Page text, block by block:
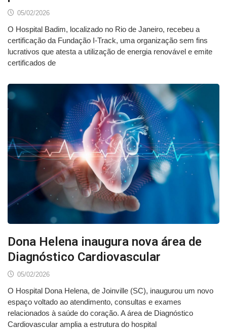
05/02/2026
O Hospital Badim, localizado no Rio de Janeiro, recebeu a
certificação da Fundação I-Track, uma organização sem fins
lucrativos que atesta a utilização de energia renovável e emite
certificados de
Dona Helena inaugura nova área de
Diagnóstico Cardiovascular
05/02/2026
O Hospital Dona Helena, de Joinville (SC), inaugurou um novo
espaço voltado ao atendimento, consultas e exames
relacionados à saúde do coração. A área de Diagnóstico
Cardiovascular amplia a estrutura do hospital